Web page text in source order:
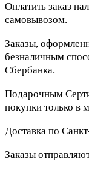
Оплатить заказ
самовывозом.
Заказы,
безналичным
Сбербанка.
Подарочным
покупки только в
Доставка по
Заказы